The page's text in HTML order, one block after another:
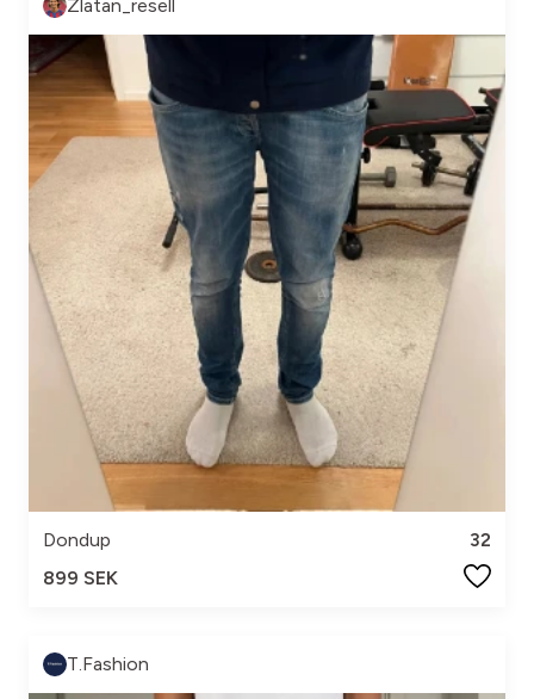
Zlatan_resell
Dondup
32
899 SEK
T.Fashion